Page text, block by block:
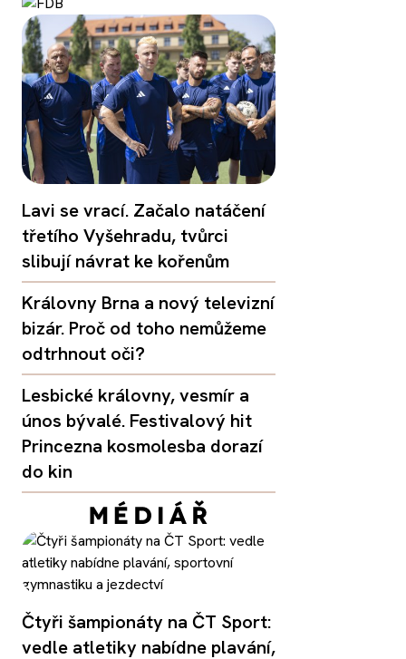
Lavi se vrací. Začalo natáčení
třetího Vyšehradu, tvůrci
slibují návrat ke kořenům
Královny Brna a nový televizní
bizár. Proč od toho nemůžeme
odtrhnout oči?
Lesbické královny, vesmír a
únos bývalé. Festivalový hit
Princezna kosmolesba dorazí
do kin
Čtyři šampionáty na ČT Sport:
vedle atletiky nabídne plavání,